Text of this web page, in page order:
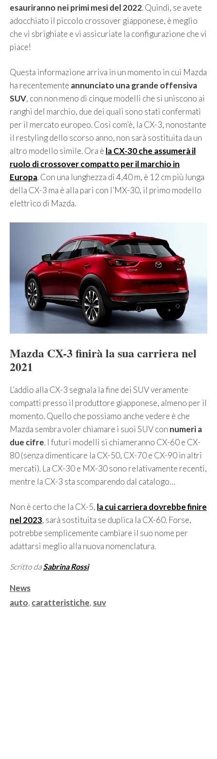
esauriranno nei primi mesi del 2022. Quindi, se avete
adocchiato il piccolo crossover giapponese, è meglio
che vi sbrighiate e vi assicuriate la configurazione che vi
piace!
Questa informazione arriva in un momento in cui Mazda
ha recentemente annunciato una grande offensiva
SUV, con non meno di cinque modelli che si uniscono ai
ranghi del marchio, due dei quali sono stati confermati
per il mercato europeo. Così com’è, la CX-3, nonostante
il restyling dello scorso anno, non sarà sostituita da un
altro modello simile. Ora è la CX-30 che assumerà il
ruolo di crossover compatto per il marchio in
Europa. Con una lunghezza di 4,40 m, è 12 cm più lunga
della CX-3 ma è alla pari con l’MX-30, il primo modello
elettrico di Mazda.
Mazda CX-3 finirà la sua carriera nel
2021
L’addio alla CX-3 segnala la fine dei SUV veramente
compatti presso il produttore giapponese, almeno per il
momento. Quello che possiamo anche vedere è che
Mazda sembra voler chiamare i suoi SUV con numeri a
due cifre. I futuri modelli si chiameranno CX-60 e CX-
80 (senza dimenticare la CX-50, CX-70 e CX-90 in altri
mercati). La CX-30 e MX-30 sono relativamente recenti,
mentre la CX-3 sta scomparendo dal catalogo…
Non è certo che la CX-5, la cui carriera dovrebbe finire
nel 2023, sarà sostituita se duplica la CX-60. Forse,
potrebbe semplicemente cambiare il suo nome per
adattarsi meglio alla nuova nomenclatura.
Scritto daSabrina Rossi
Categorie
News
Tag
auto, caratteristiche, suv